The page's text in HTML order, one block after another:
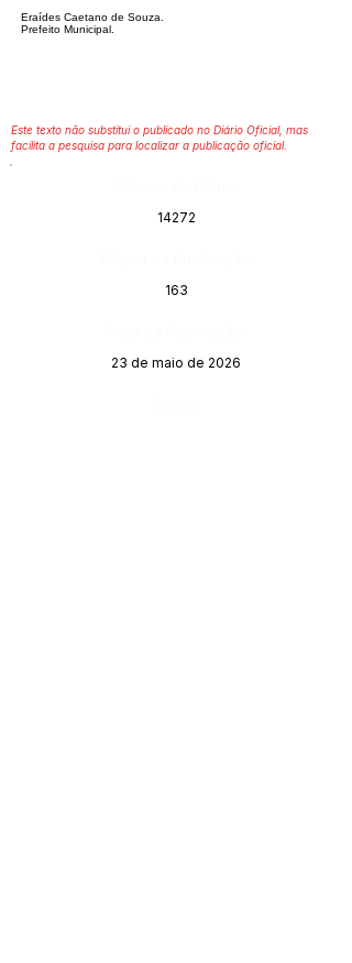
Eraídes Caetano de Souza.
Prefeito Municipal.
Este texto não substitui o publicado no Diário Oficial, mas
facilita a pesquisa para localizar a publicação oficial.
14272
163
23 de maio de 2026